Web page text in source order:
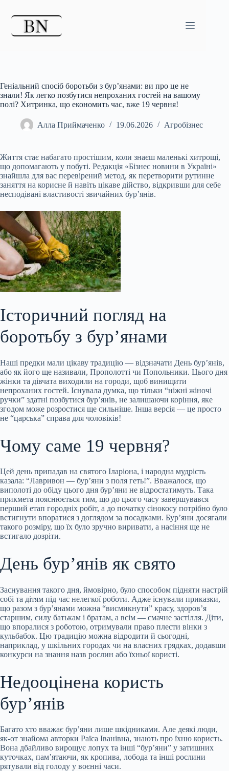
Геніальний спосіб боротьби з бур’янами: ви про це не
знали! Як легко позбутися непроханих гостей на вашому
полі? Хитринка, що економить час, вже 19 червня!
Алла Приймаченко 19.06.2026 Агробізнес
Життя стає набагато простішим, коли знаєш маленькі хитрощі,
що допомагають у побуті. Редакція «Бізнес новини в Україні»
знайшла для вас перевірений метод, як перетворити рутинне
заняття на корисне й навіть цікаве дійство, відкривши для себе
несподівані властивості звичайних бур’янів.
Історичний погляд на
боротьбу з бур’янами
Наші предки мали цікаву традицію — відзначати День бур’янів,
або як його ще називали, Прополотті чи Попольники. Цього дня
жінки та дівчата виходили на городи, щоб винищити
непроханих гостей. Існувала думка, що тільки “ніжні жіночі
ручки” здатні позбутися бур’янів, не залишаючи коріння, яке
згодом може розростися ще сильніше. Інша версія — це просто
не “царська” справа для чоловіків!
Чому саме 19 червня?
Цей день припадав на святого Іларіона, і народна мудрість
казала: “Лавривон — бур’яни з поля геть!”. Вважалося, що
виполоті до обіду цього дня бур’яни не відростатимуть. Така
прикмета пояснюється тим, що до цього часу завершувався
перший етап городніх робіт, а до початку сінокосу потрібно було
встигнути впоратися з доглядом за посадками. Бур’яни досягали
такого розміру, що їх було зручно виривати, а насіння ще не
встигало дозріти.
День бур’янів як свято
Заснування такого дня, ймовірно, було способом підняти настрій
собі та дітям під час нелегкої роботи. Адже існували приказки,
що разом з бур’янами можна “висмикнути” красу, здоров’я
старшим, силу батькам і братам, а всім — смачне застілля. Діти,
що впоралися з роботою, отримували право плести вінки з
кульбабок. Цю традицію можна відродити й сьогодні,
наприклад, у шкільних городах чи на власних грядках, додавши
конкурси на знання назв рослин або їхньої користі.
Недооцінена користь
бур’янів
Багато хто вважає бур’яни лише шкідниками. Але деякі люди,
як-от знайома авторки Раїса Іванівна, знають про їхню користь.
Вона дбайливо вирощує лопух та інші “бур’яни” у затишних
куточках, пам’ятаючи, як кропива, лобода та інші рослини
рятували від голоду у воєнні часи.